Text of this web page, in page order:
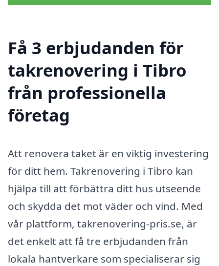
Få 3 erbjudanden för
takrenovering i Tibro
från professionella
företag
Att renovera taket är en viktig investering
för ditt hem. Takrenovering i Tibro kan
hjälpa till att förbättra ditt hus utseende
och skydda det mot väder och vind. Med
vår plattform, takrenovering-pris.se, är
det enkelt att få tre erbjudanden från
lokala hantverkare som specialiserar sig